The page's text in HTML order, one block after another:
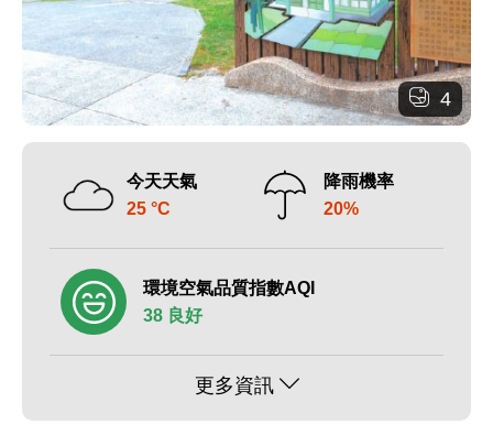
4
今天天氣
25 °C
降雨機率
20%
環境空氣品質指數AQI
38 良好
更多資訊